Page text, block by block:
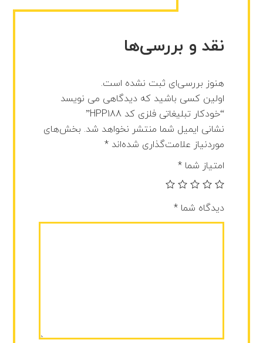
نقد و بررسی‌ها
هنوز بررسی‌ای ثبت نشده است.
اولین کسی باشید که دیدگاهی می نویسد
“خودکار تبلیغاتی فلزی کد HPP188”
نشانی ایمیل شما منتشر نخواهد شد. بخش‌های
موردنیاز علامت‌گذاری شده‌اند*
امتیاز شما*
دیدگاه شما*